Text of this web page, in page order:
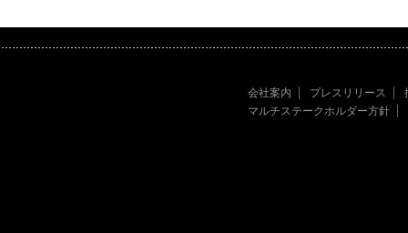
会社案内 プレスリリース
マルチステークホルダー方針